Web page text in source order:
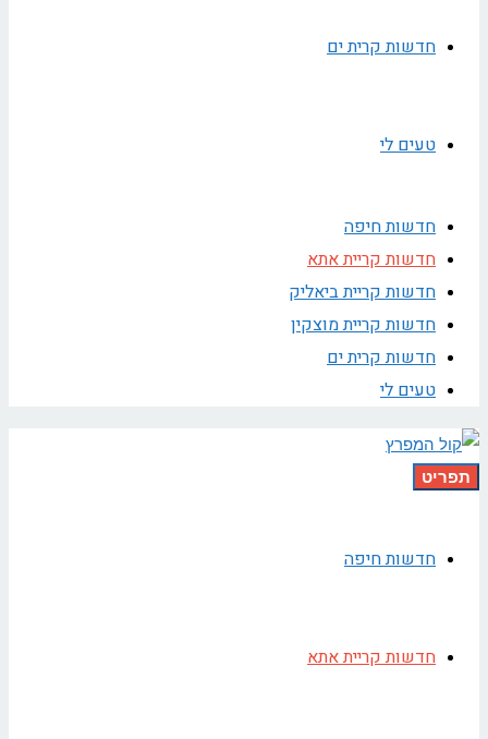
חדשות קרית ים
טעים לי
חדשות חיפה
חדשות קריית אתא
חדשות קריית ביאליק
חדשות קריית מוצקין
חדשות קרית ים
טעים לי
תפריט
חדשות חיפה
חדשות קריית אתא